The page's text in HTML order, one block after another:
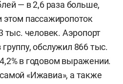
— в 2,6 раза больше,
пассажиропоток
тыс. человек. Аэропорт
обслужил 866 тыс.
в годовом выражении.
«Ижавиа», а также